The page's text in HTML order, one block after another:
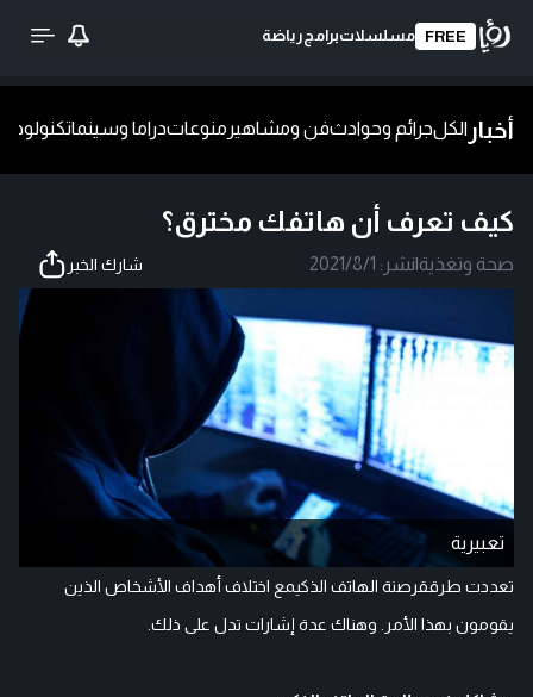
FREE مسلسلاتبرامج رياضة
أخبار الكلجرائم وحوادثفن ومشاهير منوعاتدراما وسينماتكنولوجيا
كيف تعرف أن هاتفك مخترق؟
صحة وتغذية|نشر: 2021/8/1 شارك الخبر
تعبيرية
تعددت طرققرصنة الهاتف الذكيمع اختلاف أهداف الأشخاص الذين
يقومون بهذا الأمر. وهناك عدة إشارات تدل على ذلك.